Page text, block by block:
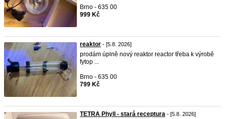
Brno - 635 00
999 Kč
reaktor - [5.8. 2026]
prodám úplně nový reaktor reactor třeba k výrobě
fytop ...
Brno - 635 00
799 Kč
TETRA Phyll - stará receptura - [5.8. 2026]